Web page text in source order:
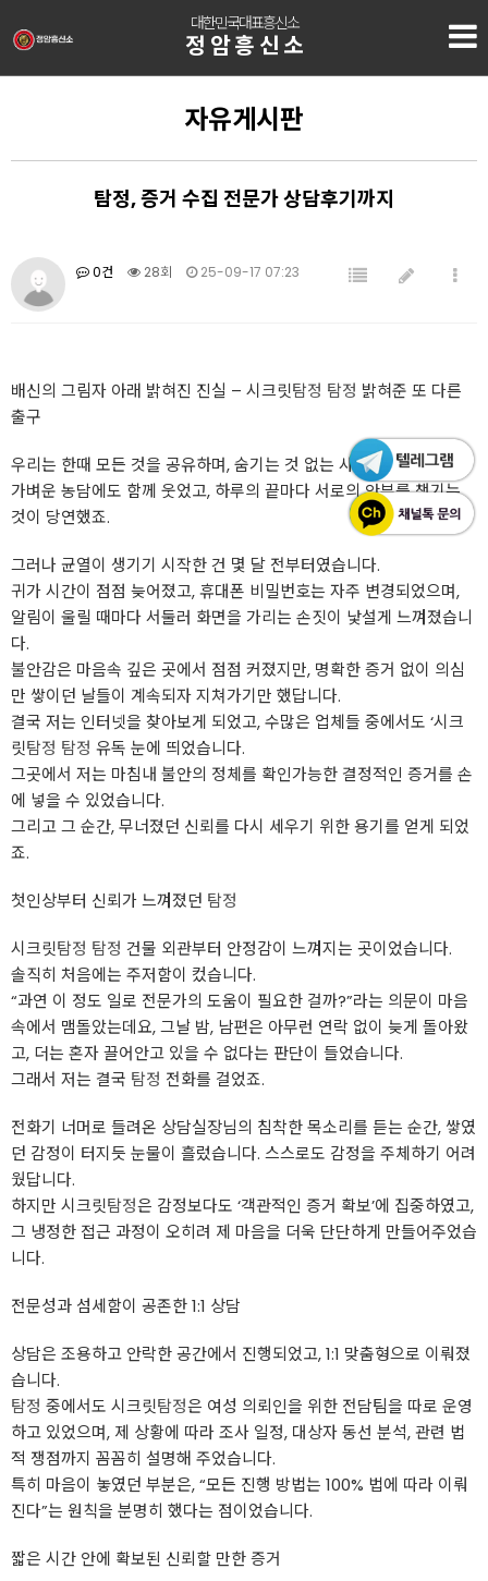
대한민국대표흥신소
정암흥신소
자유게시판
탐정, 증거 수집 전문가 상담후기까지
0건 28회 25-09-17 07:23
배신의 그림자 아래 밝혀진 진실 – 시크릿탐정 탐정 밝혀준 또 다른
출구
우리는 한때 모든 것을 공유하며, 숨기는 것 없는 사이였습니다.
가벼운 농담에도 함께 웃었고, 하루의 끝마다 서로의 안부를 챙기는
것이 당연했죠.
그러나 균열이 생기기 시작한 건 몇 달 전부터였습니다.
귀가 시간이 점점 늦어졌고, 휴대폰 비밀번호는 자주 변경되었으며,
알림이 울릴 때마다 서둘러 화면을 가리는 손짓이 낯설게 느껴졌습니
다.
불안감은 마음속 깊은 곳에서 점점 커졌지만, 명확한 증거 없이 의심
만 쌓이던 날들이 계속되자 지쳐가기만 했답니다.
결국 저는 인터넷을 찾아보게 되었고, 수많은 업체들 중에서도 ‘시크
릿탐정 탐정 유독 눈에 띄었습니다.
그곳에서 저는 마침내 불안의 정체를 확인가능한 결정적인 증거를 손
에 넣을 수 있었습니다.
그리고 그 순간, 무너졌던 신뢰를 다시 세우기 위한 용기를 얻게 되었
죠.
첫인상부터 신뢰가 느껴졌던 탐정
시크릿탐정 탐정 건물 외관부터 안정감이 느껴지는 곳이었습니다.
솔직히 처음에는 주저함이 컸습니다.
“과연 이 정도 일로 전문가의 도움이 필요한 걸까?”라는 의문이 마음
속에서 맴돌았는데요, 그날 밤, 남편은 아무런 연락 없이 늦게 돌아왔
고, 더는 혼자 끌어안고 있을 수 없다는 판단이 들었습니다.
그래서 저는 결국 탐정 전화를 걸었죠.
전화기 너머로 들려온 상담실장님의 침착한 목소리를 듣는 순간, 쌓였
던 감정이 터지듯 눈물이 흘렀습니다. 스스로도 감정을 주체하기 어려
웠답니다.
하지만 시크릿탐정은 감정보다도 ‘객관적인 증거 확보’에 집중하였고,
그 냉정한 접근 과정이 오히려 제 마음을 더욱 단단하게 만들어주었습
니다.
전문성과 섬세함이 공존한 1:1 상담
상담은 조용하고 안락한 공간에서 진행되었고, 1:1 맞춤형으로 이뤄졌
습니다.
탐정 중에서도 시크릿탐정은 여성 의뢰인을 위한 전담팀을 따로 운영
하고 있었으며, 제 상황에 따라 조사 일정, 대상자 동선 분석, 관련 법
적 쟁점까지 꼼꼼히 설명해 주었습니다.
특히 마음이 놓였던 부분은, “모든 진행 방법는 100% 법에 따라 이뤄
진다”는 원칙을 분명히 했다는 점이었습니다.
짧은 시간 안에 확보된 신뢰할 만한 증거